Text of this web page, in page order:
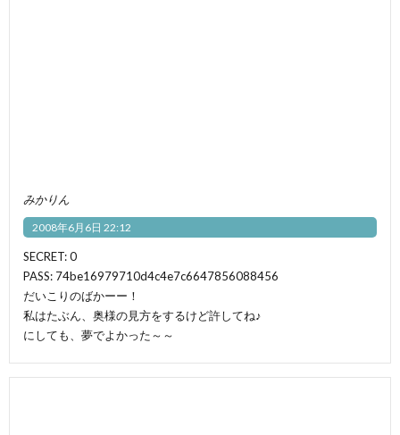
みかりん
2008年6月6日 22:12
SECRET: 0
PASS: 74be16979710d4c4e7c6647856088456
だいこりのばかーー！
私はたぶん、奥様の見方をするけど許してね♪
にしても、夢でよかった～～